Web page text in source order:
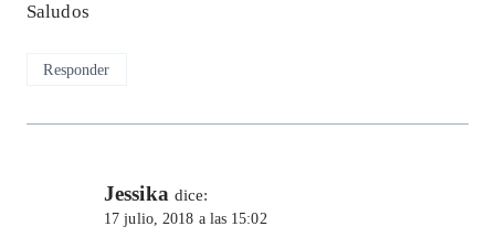
Saludos
Responder
Jessika dice:
17 julio, 2018 a las 15:02